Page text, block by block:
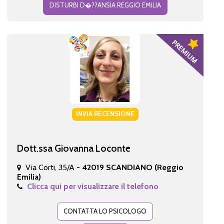
DISTURBI D�??ANSIA REGGIO EMILIA
INVIA RECENSIONE
Dott.ssa Giovanna Loconte
Via Corti, 35/A - 42019 SCANDIANO (Reggio
Emilia)
Clicca qui per visualizzare il telefono
CONTATTA LO PSICOLOGO